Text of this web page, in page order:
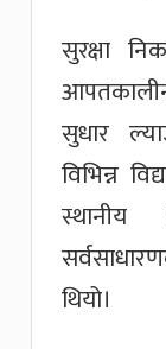
सुरक्षा
सुधार
विभिन्न
स्थानीय
थियो।